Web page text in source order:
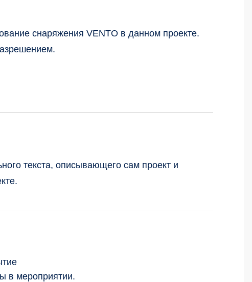
снаряжения VENTO в данном проекте.
текста, описывающего сам проект и
в мероприятии.